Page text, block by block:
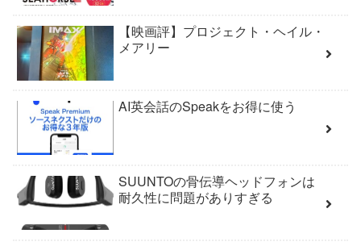
【映画評】プロジェクト・ヘイル・
メアリー
AI英会話のSpeakをお得に使う
SUUNTOの骨伝導ヘッドフォンは
耐久性に問題がありすぎる